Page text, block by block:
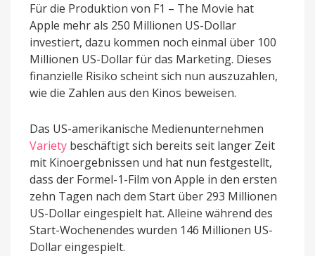
Für die Produktion von F1 – The Movie hat
Apple mehr als 250 Millionen US-Dollar
investiert, dazu kommen noch einmal über 100
Millionen US-Dollar für das Marketing. Dieses
finanzielle Risiko scheint sich nun auszuzahlen,
wie die Zahlen aus den Kinos beweisen.
Das US-amerikanische Medienunternehmen
Variety beschäftigt sich bereits seit langer Zeit
mit Kinoergebnissen und hat nun festgestellt,
dass der Formel-1-Film von Apple in den ersten
zehn Tagen nach dem Start über 293 Millionen
US-Dollar eingespielt hat. Alleine während des
Start-Wochenendes wurden 146 Millionen US-
Dollar eingespielt.